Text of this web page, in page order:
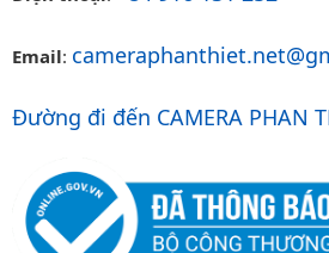
Email:
Đường đi đến CAMERA PHAN